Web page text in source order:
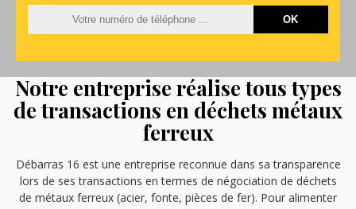
Notre entreprise réalise tous types
de transactions en déchets métaux
ferreux
Débarras 16 est une entreprise reconnue dans sa transparence
lors de ses transactions en termes de négociation de déchets
de métaux ferreux (acier, fonte, pièces de fer). Pour alimenter